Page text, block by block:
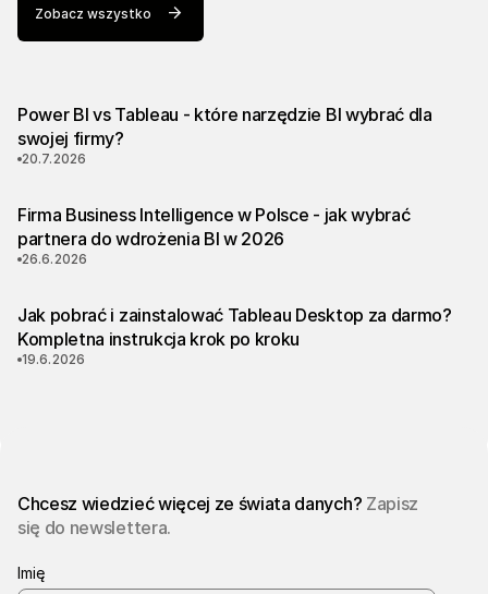
Zobacz wszystko
Power BI vs Tableau - które narzędzie BI wybrać dla
swojej firmy?
20.7.2026
Firma Business Intelligence w Polsce - jak wybrać
partnera do wdrożenia BI w 2026
26.6.2026
Jak pobrać i zainstalować Tableau Desktop za darmo?
Kompletna instrukcja krok po kroku
19.6.2026
Chcesz wiedzieć więcej ze świata danych? Zapisz
się do newslettera.
Imię